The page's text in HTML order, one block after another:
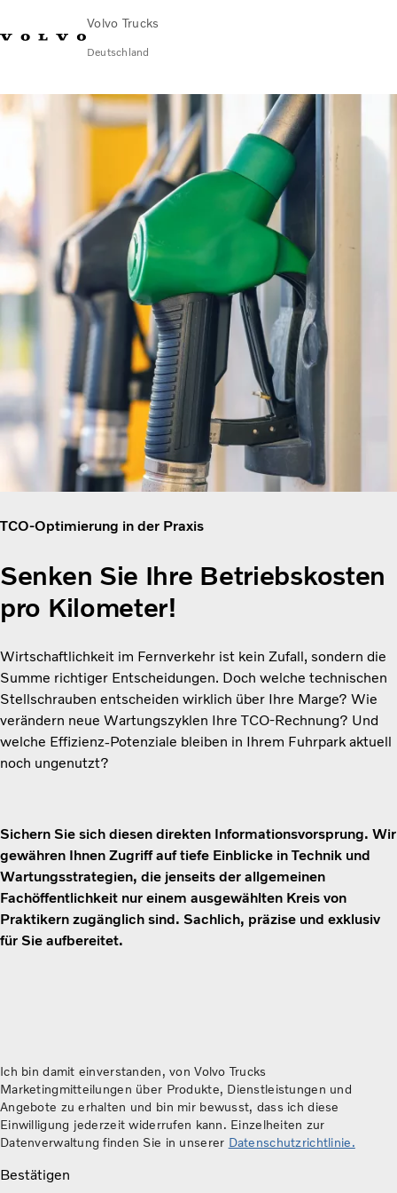
Volvo Trucks
Deutschland
Services
Händler & Werkstätten
News
Über uns
Karriere
Technisches
TCO-Optimierung in der Praxis
Senken Sie Ihre Betriebskosten
pro Kilometer!
Wirtschaftlichkeit im Fernverkehr ist kein Zufall, sondern die
Summe richtiger Entscheidungen. Doch welche technischen
Stellschrauben entscheiden wirklich über Ihre Marge? Wie
verändern neue Wartungszyklen Ihre TCO-Rechnung? Und
welche Effizienz-Potenziale bleiben in Ihrem Fuhrpark aktuell
noch ungenutzt?
Sichern Sie sich diesen direkten Informationsvorsprung. Wir
gewähren Ihnen Zugriff auf tiefe Einblicke in Technik und
Wartungsstrategien, die jenseits der allgemeinen
Fachöffentlichkeit nur einem ausgewählten Kreis von
Praktikern zugänglich sind. Sachlich, präzise und exklusiv
für Sie aufbereitet.
Ich bin damit einverstanden, von Volvo Trucks
Marketingmitteilungen über Produkte, Dienstleistungen und
Angebote zu erhalten und bin mir bewusst, dass ich diese
Einwilligung jederzeit widerrufen kann. Einzelheiten zur
Datenverwaltung finden Sie in unserer Datenschutzrichtlinie.
Bestätigen